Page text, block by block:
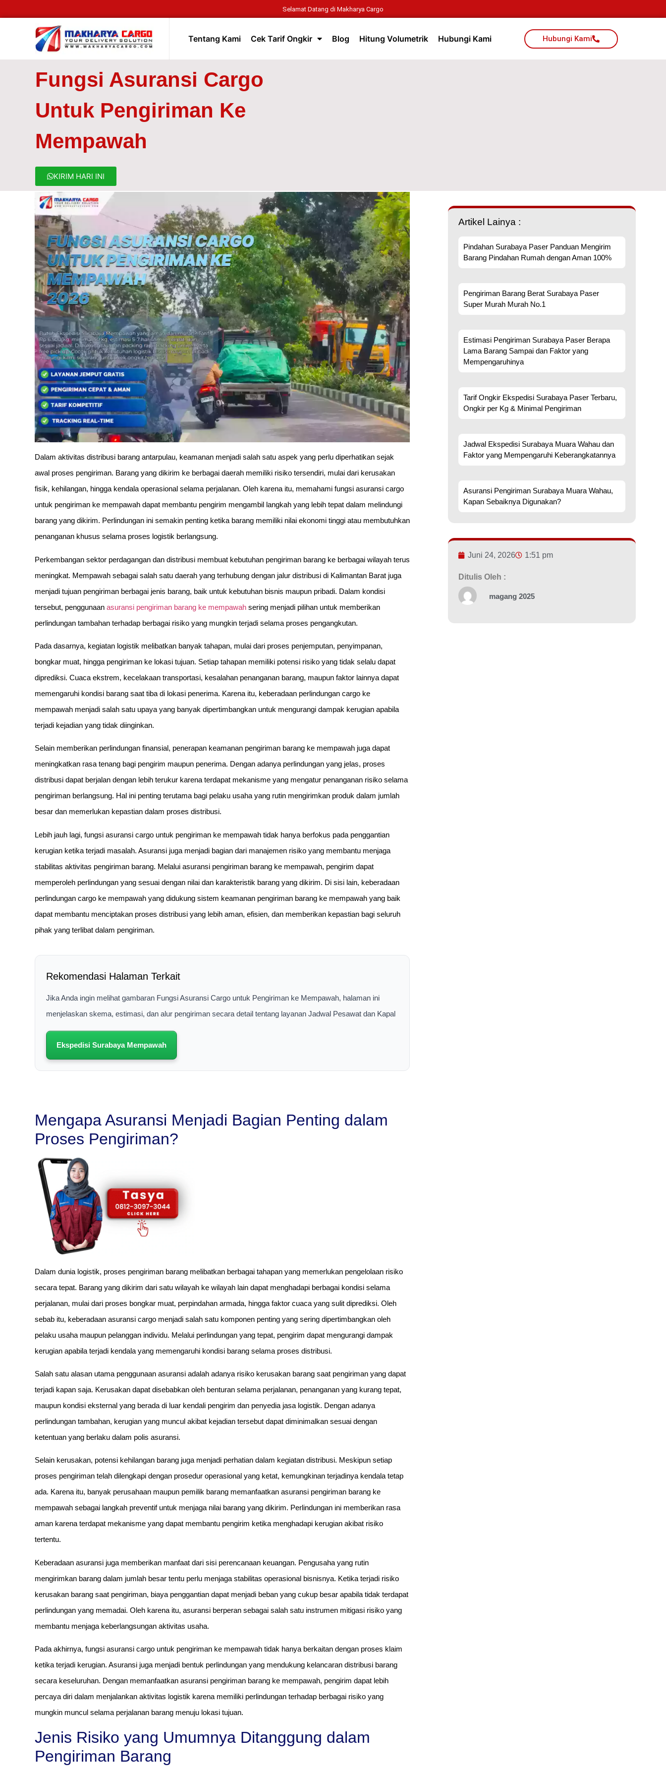
Selamat Datang di Makharya Cargo
Tentang Kami Cek Tarif Ongkir Blog Hitung Volumetrik Hubungi Kami Hubungi Kami
Fungsi Asuransi Cargo
Untuk Pengiriman Ke
Mempawah
KIRIM HARI INI
Dalam aktivitas distribusi barang antarpulau, keamanan menjadi salah satu aspek yang perlu diperhatikan sejak
awal proses pengiriman. Barang yang dikirim ke berbagai daerah memiliki risiko tersendiri, mulai dari kerusakan
fisik, kehilangan, hingga kendala operasional selama perjalanan. Oleh karena itu, memahami fungsi asuransi cargo
untuk pengiriman ke mempawah dapat membantu pengirim mengambil langkah yang lebih tepat dalam melindungi
barang yang dikirim. Perlindungan ini semakin penting ketika barang memiliki nilai ekonomi tinggi atau membutuhkan
penanganan khusus selama proses logistik berlangsung.
Perkembangan sektor perdagangan dan distribusi membuat kebutuhan pengiriman barang ke berbagai wilayah terus
meningkat. Mempawah sebagai salah satu daerah yang terhubung dengan jalur distribusi di Kalimantan Barat juga
menjadi tujuan pengiriman berbagai jenis barang, baik untuk kebutuhan bisnis maupun pribadi. Dalam kondisi
tersebut, penggunaan asuransi pengiriman barang ke mempawah sering menjadi pilihan untuk memberikan
perlindungan tambahan terhadap berbagai risiko yang mungkin terjadi selama proses pengangkutan.
Pada dasarnya, kegiatan logistik melibatkan banyak tahapan, mulai dari proses penjemputan, penyimpanan,
bongkar muat, hingga pengiriman ke lokasi tujuan. Setiap tahapan memiliki potensi risiko yang tidak selalu dapat
diprediksi. Cuaca ekstrem, kecelakaan transportasi, kesalahan penanganan barang, maupun faktor lainnya dapat
memengaruhi kondisi barang saat tiba di lokasi penerima. Karena itu, keberadaan perlindungan cargo ke
mempawah menjadi salah satu upaya yang banyak dipertimbangkan untuk mengurangi dampak kerugian apabila
terjadi kejadian yang tidak diinginkan.
Selain memberikan perlindungan finansial, penerapan keamanan pengiriman barang ke mempawah juga dapat
meningkatkan rasa tenang bagi pengirim maupun penerima. Dengan adanya perlindungan yang jelas, proses
distribusi dapat berjalan dengan lebih terukur karena terdapat mekanisme yang mengatur penanganan risiko selama
pengiriman berlangsung. Hal ini penting terutama bagi pelaku usaha yang rutin mengirimkan produk dalam jumlah
besar dan memerlukan kepastian dalam proses distribusi.
Lebih jauh lagi, fungsi asuransi cargo untuk pengiriman ke mempawah tidak hanya berfokus pada penggantian
kerugian ketika terjadi masalah. Asuransi juga menjadi bagian dari manajemen risiko yang membantu menjaga
stabilitas aktivitas pengiriman barang. Melalui asuransi pengiriman barang ke mempawah, pengirim dapat
memperoleh perlindungan yang sesuai dengan nilai dan karakteristik barang yang dikirim. Di sisi lain, keberadaan
perlindungan cargo ke mempawah yang didukung sistem keamanan pengiriman barang ke mempawah yang baik
dapat membantu menciptakan proses distribusi yang lebih aman, efisien, dan memberikan kepastian bagi seluruh
pihak yang terlibat dalam pengiriman.
Rekomendasi Halaman Terkait
Jika Anda ingin melihat gambaran Fungsi Asuransi Cargo untuk Pengiriman ke Mempawah, halaman ini
menjelaskan skema, estimasi, dan alur pengiriman secara detail tentang layanan Jadwal Pesawat dan Kapal
Ekspedisi Surabaya Mempawah
Mengapa Asuransi Menjadi Bagian Penting dalam
Proses Pengiriman?
Dalam dunia logistik, proses pengiriman barang melibatkan berbagai tahapan yang memerlukan pengelolaan risiko
secara tepat. Barang yang dikirim dari satu wilayah ke wilayah lain dapat menghadapi berbagai kondisi selama
perjalanan, mulai dari proses bongkar muat, perpindahan armada, hingga faktor cuaca yang sulit diprediksi. Oleh
sebab itu, keberadaan asuransi cargo menjadi salah satu komponen penting yang sering dipertimbangkan oleh
pelaku usaha maupun pelanggan individu. Melalui perlindungan yang tepat, pengirim dapat mengurangi dampak
kerugian apabila terjadi kendala yang memengaruhi kondisi barang selama proses distribusi.
Salah satu alasan utama penggunaan asuransi adalah adanya risiko kerusakan barang saat pengiriman yang dapat
terjadi kapan saja. Kerusakan dapat disebabkan oleh benturan selama perjalanan, penanganan yang kurang tepat,
maupun kondisi eksternal yang berada di luar kendali pengirim dan penyedia jasa logistik. Dengan adanya
perlindungan tambahan, kerugian yang muncul akibat kejadian tersebut dapat diminimalkan sesuai dengan
ketentuan yang berlaku dalam polis asuransi.
Selain kerusakan, potensi kehilangan barang juga menjadi perhatian dalam kegiatan distribusi. Meskipun setiap
proses pengiriman telah dilengkapi dengan prosedur operasional yang ketat, kemungkinan terjadinya kendala tetap
ada. Karena itu, banyak perusahaan maupun pemilik barang memanfaatkan asuransi pengiriman barang ke
mempawah sebagai langkah preventif untuk menjaga nilai barang yang dikirim. Perlindungan ini memberikan rasa
aman karena terdapat mekanisme yang dapat membantu pengirim ketika menghadapi kerugian akibat risiko
tertentu.
Keberadaan asuransi juga memberikan manfaat dari sisi perencanaan keuangan. Pengusaha yang rutin
mengirimkan barang dalam jumlah besar tentu perlu menjaga stabilitas operasional bisnisnya. Ketika terjadi risiko
kerusakan barang saat pengiriman, biaya penggantian dapat menjadi beban yang cukup besar apabila tidak terdapat
perlindungan yang memadai. Oleh karena itu, asuransi berperan sebagai salah satu instrumen mitigasi risiko yang
membantu menjaga keberlangsungan aktivitas usaha.
Pada akhirnya, fungsi asuransi cargo untuk pengiriman ke mempawah tidak hanya berkaitan dengan proses klaim
ketika terjadi kerugian. Asuransi juga menjadi bentuk perlindungan yang mendukung kelancaran distribusi barang
secara keseluruhan. Dengan memanfaatkan asuransi pengiriman barang ke mempawah, pengirim dapat lebih
percaya diri dalam menjalankan aktivitas logistik karena memiliki perlindungan terhadap berbagai risiko yang
mungkin muncul selama perjalanan barang menuju lokasi tujuan.
Jenis Risiko yang Umumnya Ditanggung dalam
Pengiriman Barang
Artikel Lainya :
Pindahan Surabaya Paser Panduan Mengirim
Barang Pindahan Rumah dengan Aman 100%
Pengiriman Barang Berat Surabaya Paser
Super Murah Murah No.1
Estimasi Pengiriman Surabaya Paser Berapa
Lama Barang Sampai dan Faktor yang
Mempengaruhinya
Tarif Ongkir Ekspedisi Surabaya Paser Terbaru,
Ongkir per Kg & Minimal Pengiriman
Jadwal Ekspedisi Surabaya Muara Wahau dan
Faktor yang Mempengaruhi Keberangkatannya
Asuransi Pengiriman Surabaya Muara Wahau,
Kapan Sebaiknya Digunakan?
Juni 24, 2026 1:51 pm
Ditulis Oleh :
magang 2025